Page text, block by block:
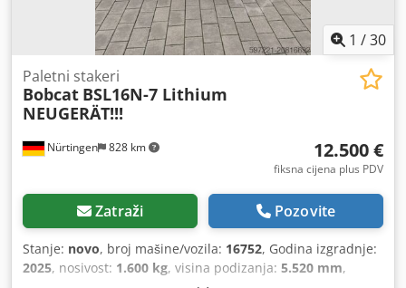
1 /30
Nürtingen 828 km
Paletni stakeri
Bobcat BSL16N-7 Lithium
NEUGERÄT!!!
12.500 €
fiksna cijena plus PDV
Zatraži Pozovite
Stanje: novo, broj mašine/vozila: 16752, Godina izgradnje:
2025, nosivost: 1.600 kg, visina podizanja: 5.520 mm,